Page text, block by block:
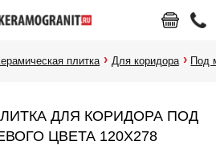
плитка Для коридора Под
ДЛЯ КОРИДОРА ПОД
ЦВЕТА 120Х278